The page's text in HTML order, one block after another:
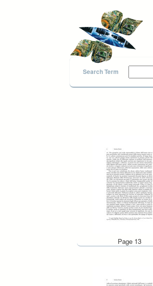
Search Term
Page 13